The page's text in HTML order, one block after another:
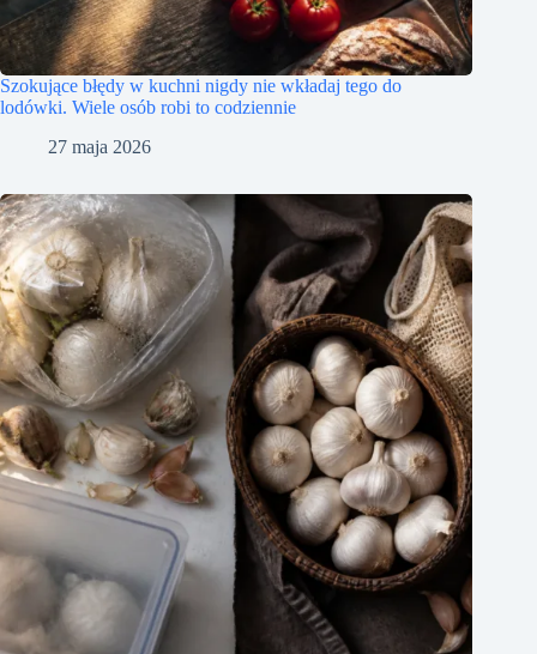
Szokujące błędy w kuchni nigdy nie wkładaj tego do
lodówki. Wiele osób robi to codziennie
27 maja 2026